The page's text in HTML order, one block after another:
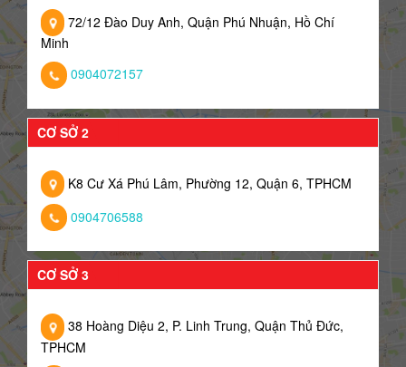
72/12 Đào Duy Anh, Quận Phú Nhuận, Hồ Chí
Minh
0904072157
CƠ SỞ 2
K8 Cư Xá Phú Lâm, Phường 12, Quận 6, TPHCM
0904706588
CƠ SỞ 3
38 Hoàng Diệu 2, P. Linh Trung, Quận Thủ Đức,
TPHCM